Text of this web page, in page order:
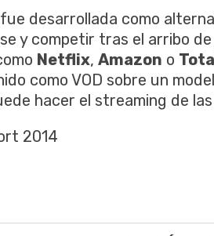
desarrollada como
y competir tras el arribo
Netflix, Amazon o
como VOD sobre un
hacer el streaming de
2014